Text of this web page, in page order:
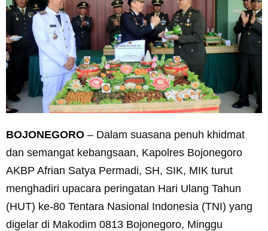
BOJONEGORO – Dalam suasana penuh khidmat
dan semangat kebangsaan, Kapolres Bojonegoro
AKBP Afrian Satya Permadi, SH, SIK, MIK turut
menghadiri upacara peringatan Hari Ulang Tahun
(HUT) ke-80 Tentara Nasional Indonesia (TNI) yang
digelar di Makodim 0813 Bojonegoro, Minggu